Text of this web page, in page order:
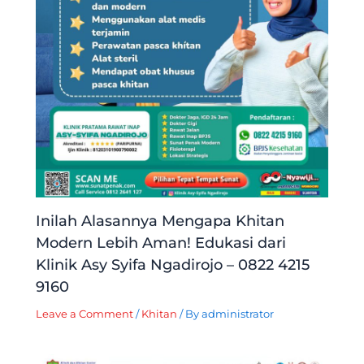
Inilah Alasannya Mengapa Khitan
Modern Lebih Aman! Edukasi dari
Klinik Asy Syifa Ngadirojo – 0822 4215
9160
Leave a Comment / Khitan / Byadministrator